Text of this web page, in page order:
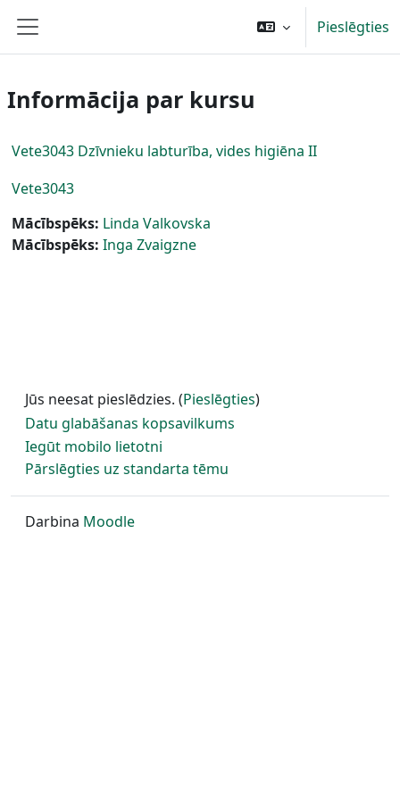
Sānu panelis
Pieslēgties
Informācija par kursu
Vete3043 Dzīvnieku labturība, vides higiēna II
Vete3043
Mācībspēks: Linda Valkovska
Mācībspēks: Inga Zvaigzne
Jūs neesat pieslēdzies. (Pieslēgties)
Datu glabāšanas kopsavilkums
Iegūt mobilo lietotni
Pārslēgties uz standarta tēmu
Darbina Moodle